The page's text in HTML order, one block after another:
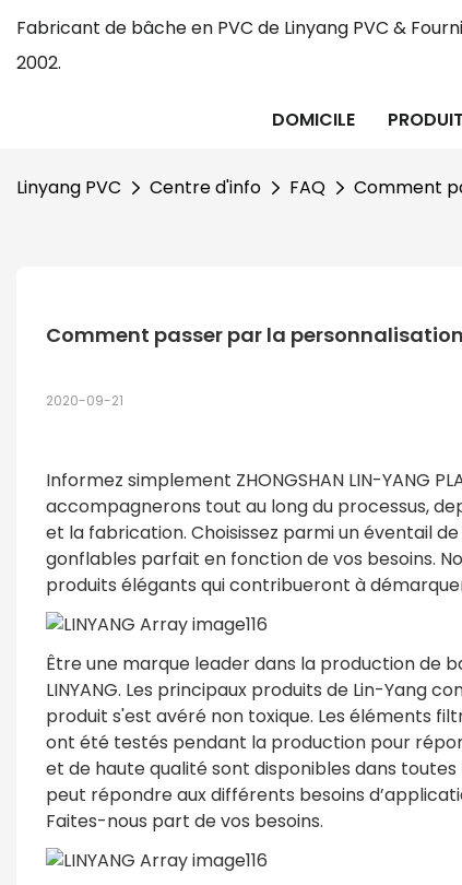
Fabricant de bâche en PVC de Linyang PVC &
2002.
DOMICILE
Linyang PVC Centre d'info FAQ Comment
Comment passer par la
2020-09-21
Informez simplement ZHONGSHAN LIN-YANG
accompagnerons tout au long du processus,
et la fabrication. Choisissez parmi un éventail
gonflables parfait en fonction de vos besoins.
produits élégants qui contribueront à
Être une marque leader dans la production de
LINYANG. Les principaux produits de Lin-Yang
produit s'est avéré non toxique. Les éléments
ont été testés pendant la production pour
et de haute qualité sont disponibles dans
peut répondre aux différents besoins
Faites-nous part de vos besoins.